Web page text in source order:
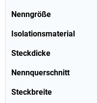
Nenngröße
Isolationsmaterial
Steckdicke
Nennquerschnitt
Steckbreite